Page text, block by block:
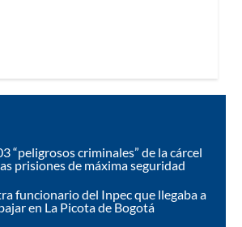
“peligrosos criminales” de la cárcel
prisiones de máxima seguridad
funcionario del Inpec que llegaba a
en La Picota de Bogotá